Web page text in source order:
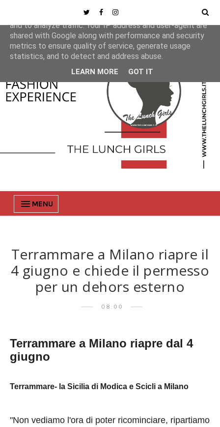
MENU
Terrammare a Milano riapre il
4 giugno e chiede il permesso
per un dehors esterno
08:00
Terrammare a Milano riapre dal 4
giugno
Terrammare- la Sicilia di Modica e Scicli a Milano
"Non vediamo l'ora di poter ricominciare, ripartiamo
This site uses cookies from Google to deliver its services
and to analyze traffic. Your IP address and user-agent are
shared with Google along with performance and security
metrics to ensure quality of service, generate usage
statistics, and to detect and address abuse.
LEARN MORE GOT IT